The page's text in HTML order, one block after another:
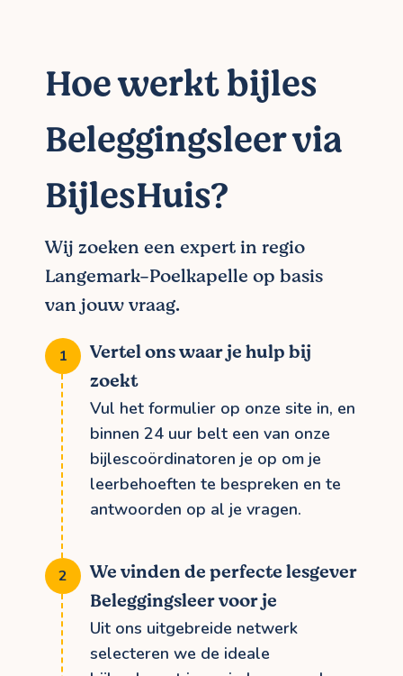
Hoe werkt bijles
Beleggingsleer via
BijlesHuis?
Wij zoeken een expert in regio
Langemark-Poelkapelle op basis
van jouw vraag.
Vertel ons waar je hulp bij
zoekt
Vul het formulier op onze site in, en
binnen 24 uur belt een van onze
bijlescoördinatoren je op om je
leerbehoeften te bespreken en te
antwoorden op al je vragen.
We vinden de perfecte lesgever
Beleggingsleer voor je
Uit ons uitgebreide netwerk
selecteren we de ideale